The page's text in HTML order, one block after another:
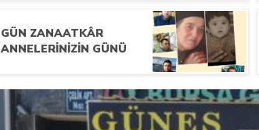
GÜN ZANAATKÂR
ANNELERİNİZİN GÜNÜ